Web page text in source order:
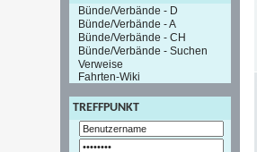
Bünde/Verbände - D
Bünde/Verbände - A
Bünde/Verbände - CH
Bünde/Verbände - Suchen
Verweise
Fahrten-Wiki
TREFFPUNKT